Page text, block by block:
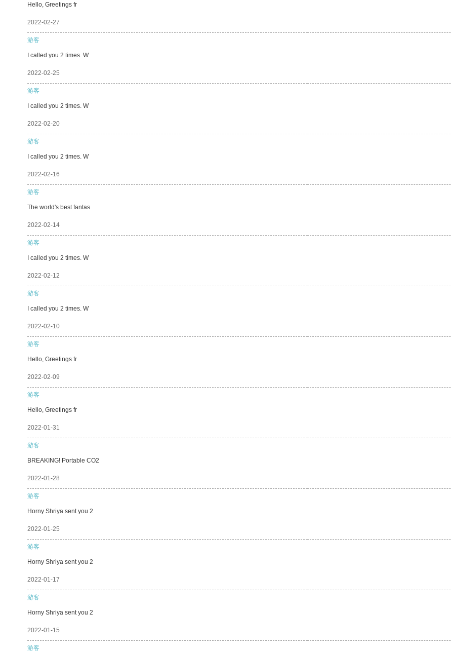
Hello, Greetings fr
2022-02-27
游客
I called you 2 times. W
2022-02-25
游客
I called you 2 times. W
2022-02-20
游客
I called you 2 times. W
2022-02-16
游客
The world's best fantas
2022-02-14
游客
I called you 2 times. W
2022-02-12
游客
I called you 2 times. W
2022-02-10
游客
Hello, Greetings fr
2022-02-09
游客
Hello, Greetings fr
2022-01-31
游客
BREAKING! Portable CO2
2022-01-28
游客
Horny Shriya sent you 2
2022-01-25
游客
Horny Shriya sent you 2
2022-01-17
游客
Horny Shriya sent you 2
2022-01-15
游客